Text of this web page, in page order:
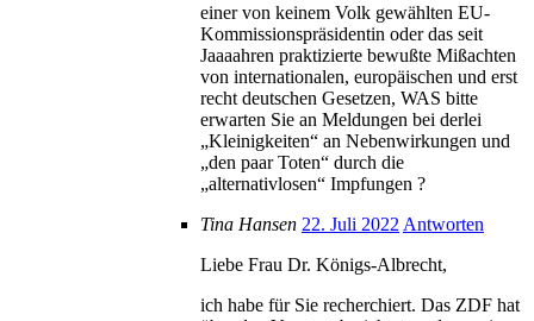
einer von keinem Volk gewählten EU-
Kommissionspräsidentin oder das seit
Jaaaahren praktizierte bewußte Mißachten
von internationalen, europäischen und erst
recht deutschen Gesetzen, WAS bitte
erwarten Sie an Meldungen bei derlei
„Kleinigkeiten“ an Nebenwirkungen und
„den paar Toten“ durch die
„alternativlosen“ Impfungen ?
Tina Hansen 22. Juli 2022 Antworten
Liebe Frau Dr. Königs-Albrecht,
ich habe für Sie recherchiert. Das ZDF hat